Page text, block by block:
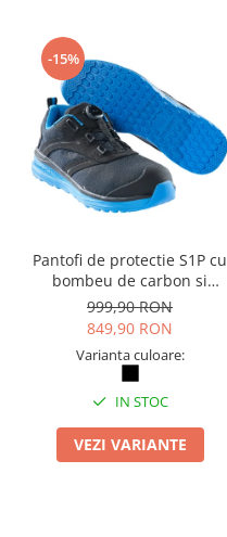
-15%
Pantofi de protectie S1P cu
bombeu de carbon si
inchidere BOAÂ® Fit
999,90 RON
849,90 RON
Varianta culoare:
IN STOC
VEZI VARIANTE